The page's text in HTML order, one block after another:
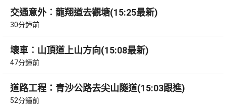
交通意外︰龍翔道去觀塘(15:25最新)
30分鐘前
壞車︰山頂道上山方向(15:08最新)
47分鐘前
道路工程：青沙公路去尖山隧道(15:03跟進)
52分鐘前